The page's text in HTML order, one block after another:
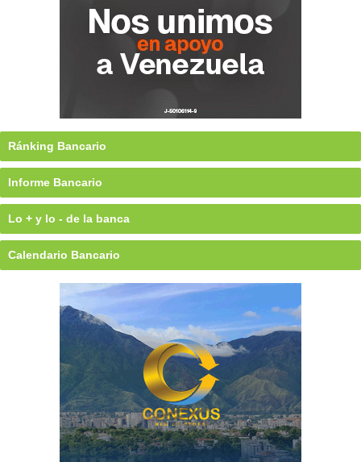
Ránking Bancario
Informe Bancario
Lo + y lo - de la banca
Calendario Bancario